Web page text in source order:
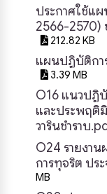
ประกาศใช้แ
2566-2570)
212.82 KB
แผนปฏิบัติกา
3.39 MB
O16 แนวปฏิบั
และประพฤติ
วารินชำราบ
O24 รายงา
การทุจริต ปร
MB